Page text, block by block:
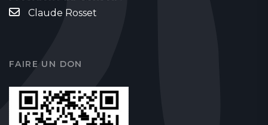
Claude Rosset
FAIRE UN DON